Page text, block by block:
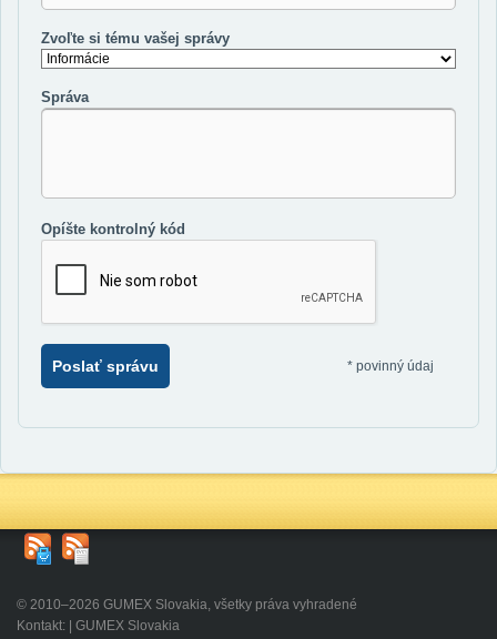
Zvoľte si tému vašej správy
Správa
Opíšte kontrolný kód
Poslať správu * povinný údaj
© 2010–2026 GUMEX Slovakia, všetky práva vyhradené
Kontakt: | GUMEX Slovakia